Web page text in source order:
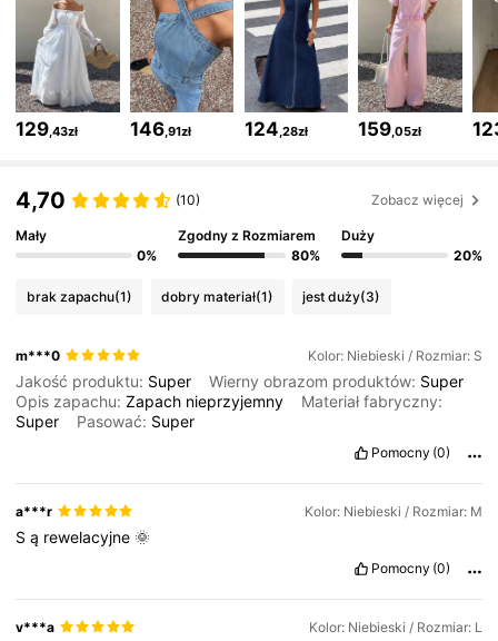
4,84 2M Obserwujący
4,84 2M Obserwujący
2M Obserwujący
2M Obserwujący
4,84 2M Obserwujący
4,84 2M Obserwujący
129,43zł 146,91zł 124,28zł 159,05zł
4,70 (10) Zobacz więcej
Mały
0%
Zgodny z Rozmiarem
80%
Duży
20%
brak zapachu(1) dobry materiał(1) jest duży(3)
m***0 Kolor: Niebieski / Rozmiar: S
Jakość produktu: Super Wierny obrazom produktów: Super
Opis zapachu:Zapach nieprzyjemny
Materiał fabryczny:
Super
Pasować: Super
Pomocny (0)
a***r Kolor: Niebieski / Rozmiar: M
Są rewelacyjne🌞
Pomocny (0)
v***a Kolor: Niebieski / Rozmiar: L